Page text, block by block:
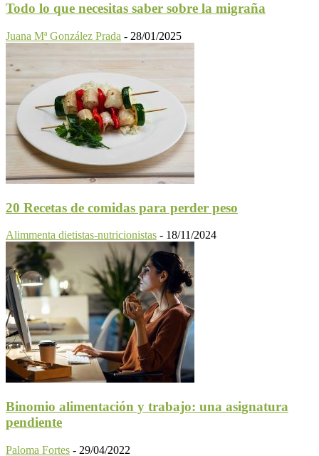
Todo lo que necesitas saber sobre la migraña
Juana Mª González Prada - 28/01/2025
20 Recetas de comidas para perder peso
Alimmenta dietistas-nutricionistas - 18/11/2024
Binomio alimentación y trabajo: una asignatura
pendiente
Paloma Fortes - 29/04/2022